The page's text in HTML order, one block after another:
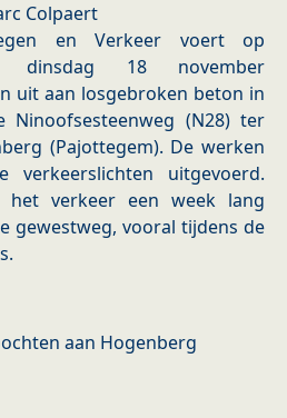
Colpaert
en Verkeer voert op
18 november
uit aan losgebroken beton in
(N28) ter
(Pajottegem). De werken
verkeerslichten uitgevoerd.
het verkeer een week lang
gewestweg, vooral tijdens de
aan Hogenberg